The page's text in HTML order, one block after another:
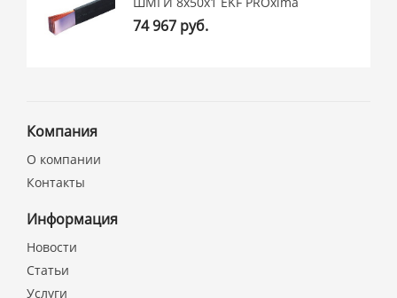
74 967 руб.
Компания
О компании
Контакты
Информация
Новости
Статьи
Услуги